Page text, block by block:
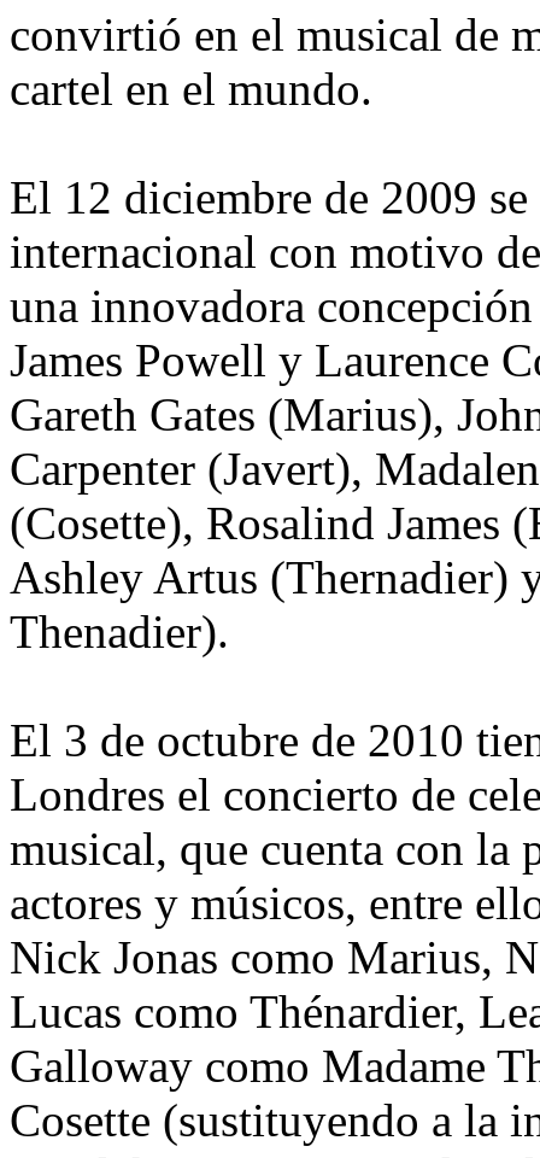
convirtió en el musical de
cartel en el mundo.
El 12 diciembre de 2009
internacional con motivo
una innovadora
James Powell y Laurence
Gareth Gates (Marius),
Carpenter (Javert),
(Cosette), Rosalind James
Ashley Artus (Thernadier)
Thenadier).
El 3 de octubre de 2010
Londres el concierto de
musical, que cuenta con la
actores y músicos, entre
Nick Jonas como Marius,
Lucas como Thénardier,
Galloway como Madame
Cosette (sustituyendo a la